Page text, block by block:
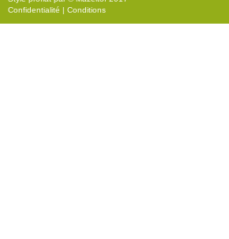
Confidentialité | Conditions